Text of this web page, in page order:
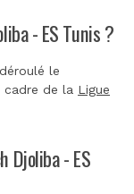
- ES Tunis ?
le
cadre de la Ligue
Djoliba - ES